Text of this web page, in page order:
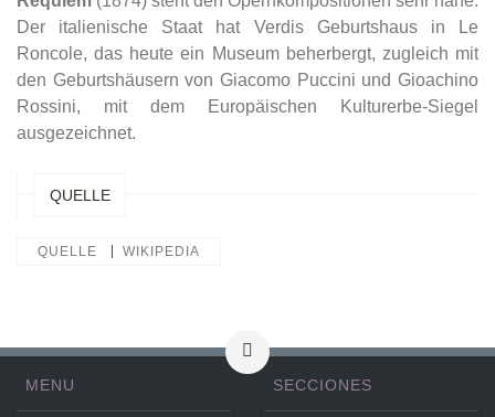
Der italienische Staat hat Verdis Geburtshaus in Le
Roncole, das heute ein Museum beherbergt, zugleich mit
den Geburtshäusern von Giacomo Puccini und Gioachino
Rossini, mit dem Europäischen Kulturerbe-Siegel
ausgezeichnet.
QUELLE
QUELLE WIKIPEDIA
MENU SECCIONES